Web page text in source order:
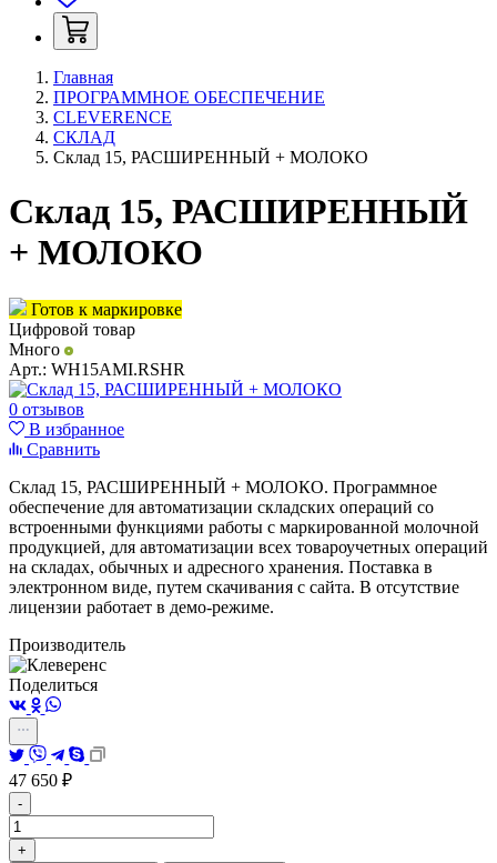
Главная
ПРОГРАММНОЕ ОБЕСПЕЧЕНИЕ
CLEVERENCE
СКЛАД
Склад 15, РАСШИРЕННЫЙ + МОЛОКО
Склад 15, РАСШИРЕННЫЙ
+ МОЛОКО
Готов к маркировке
Цифровой товар
Много
Арт.: WH15AMI.RSHR
0 отзывов
В избранное
Сравнить
Склад 15, РАСШИРЕННЫЙ + МОЛОКО. Программное
обеспечение для автоматизации складских операций со
встроенными функциями работы с маркированной молочной
продукцией, для автоматизации всех товароучетных операций
на складах, обычных и адресного хранения. Поставка в
электронном виде, путем скачивания с сайта. В отсутствие
лицензии работает в демо-режиме.
Производитель
Поделиться
47 650 ₽
-
+